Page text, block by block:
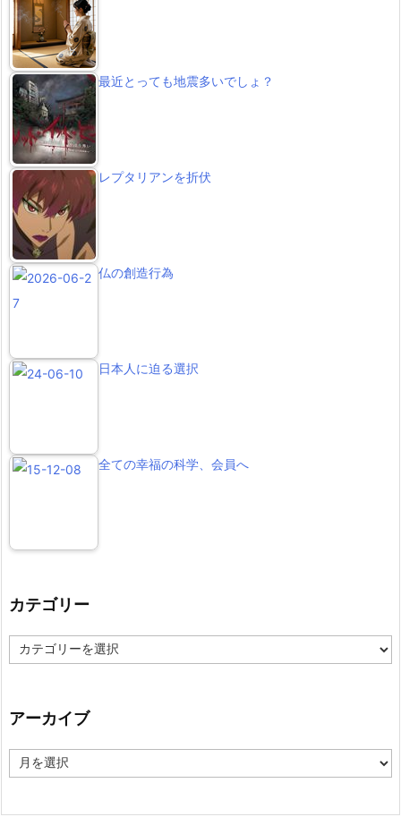
最近とっても地震多いでしょ？
レプタリアンを折伏
仏の創造行為
日本人に迫る選択
全ての幸福の科学、会員へ
カテゴリー
テ
ー
アーカイブ
ー